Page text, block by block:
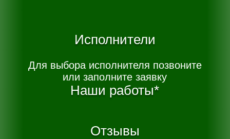
Исполнители
Для выбора исполнителя позвоните
или заполните заявку
Наши работы*
Отзывы